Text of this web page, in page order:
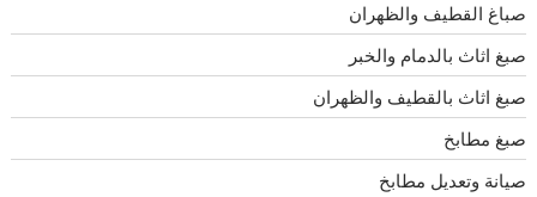
صباغ القطيف والظهران
صبغ اثاث بالدمام والخبر
صبغ اثاث بالقطيف والظهران
صبغ مطابخ
صيانة وتعديل مطابخ